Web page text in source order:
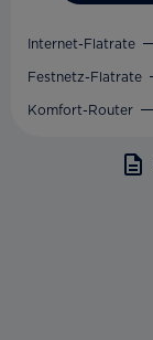
Internet-Flatrate
Festnetz-Flatrate
Komfort-Router